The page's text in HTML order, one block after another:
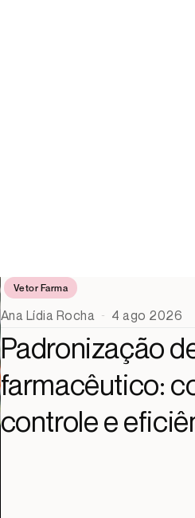
Vetor Farma
Ana Lídia Rocha 4 ago 2026
Padronização
farmacêutico:
controle e